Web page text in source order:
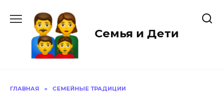
содержанию
Семья и Дети
ГЛАВНАЯ » СЕМЕЙНЫЕ ТРАДИЦИИ